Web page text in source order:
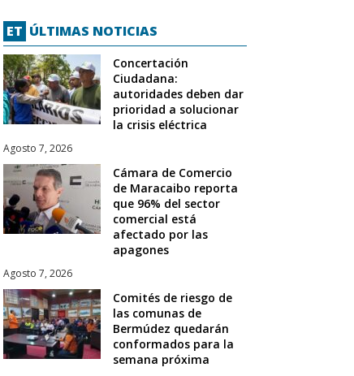
ET ÚLTIMAS NOTICIAS
Concertación
Ciudadana:
autoridades deben dar
prioridad a solucionar
la crisis eléctrica
Agosto 7, 2026
Cámara de Comercio
de Maracaibo reporta
que 96% del sector
comercial está
afectado por las
apagones
Agosto 7, 2026
Comités de riesgo de
las comunas de
Bermúdez quedarán
conformados para la
semana próxima